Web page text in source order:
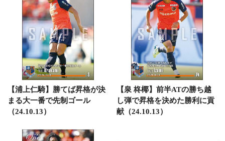
【浦上仁騎】勝てば昇格が決
まる大一番で先制ゴール
（24.10.13）
【泉 柊椰】前半ATの勝ち越
し弾で昇格を決めた勝利に貢
献（24.10.13）